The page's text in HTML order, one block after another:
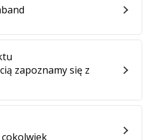
zapoznamy się z